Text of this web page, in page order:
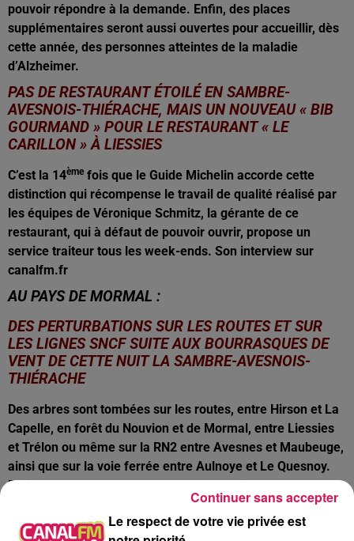
pouvoir répondre à la demande. Enfin, des places
supplémentaires seront aussi ouvertes pour accueillir, dès
cette année, des personnes atteintes de la maladie
d’Alzheimer.
PAS DE RESTAURANT ÉTOILÉ EN SAMBRE-
AVESNOIS-THIÉRACHE, MAIS UN NOUVEAU « BIB
GOURMAND » POUR LE RESTAURANT « LE
CARILLON » À LIESSIES
C’est la 14ème fois que le Guide Michelin accorde cette
distinction qui récompense le travail de qualité réalisé par
les équipes de Véronique Schmitz, la gérante de ce
restaurant, qui à défaut de pouvoir ouvrir, propose un
service traiteur tous les week-ends. Son interview sur
canalfm.fr
AU PAYS DE MORMAL :
DES PERTURBATIONS SUR LES ROUTES ET SUR
LES LIGNES SNCF SUITE AUX BOURRASQUES DE
VENT DE CETTE NUIT LA SAMBRE-AVESNOIS-
THIÉRACHE
Des arbres sont tombées sur les routes, entre Hirson et La
Capelle, en forêt du Nouvion et de Mormal, entre Liessies
et Trélon ou même sur la RN2 entre Avesnes et Maubeuge,
ainsi que sur la voie ferrée entre Aulnoye et Le Quesnoy.
D’ailleurs, le trafic SNCF a carrément été interrompu ce
matin, vers 9h40, entre Hirson et Lille, dans les deux sens
de circulation, suite à la collision entre un train et une
Le respect de votre vie privée est
Continuer sans accepter